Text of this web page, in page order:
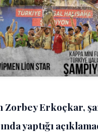
Zorbey Erkoçkar,
yaptığı